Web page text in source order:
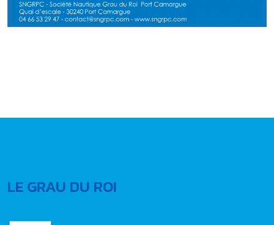
LE GRAU DU ROI